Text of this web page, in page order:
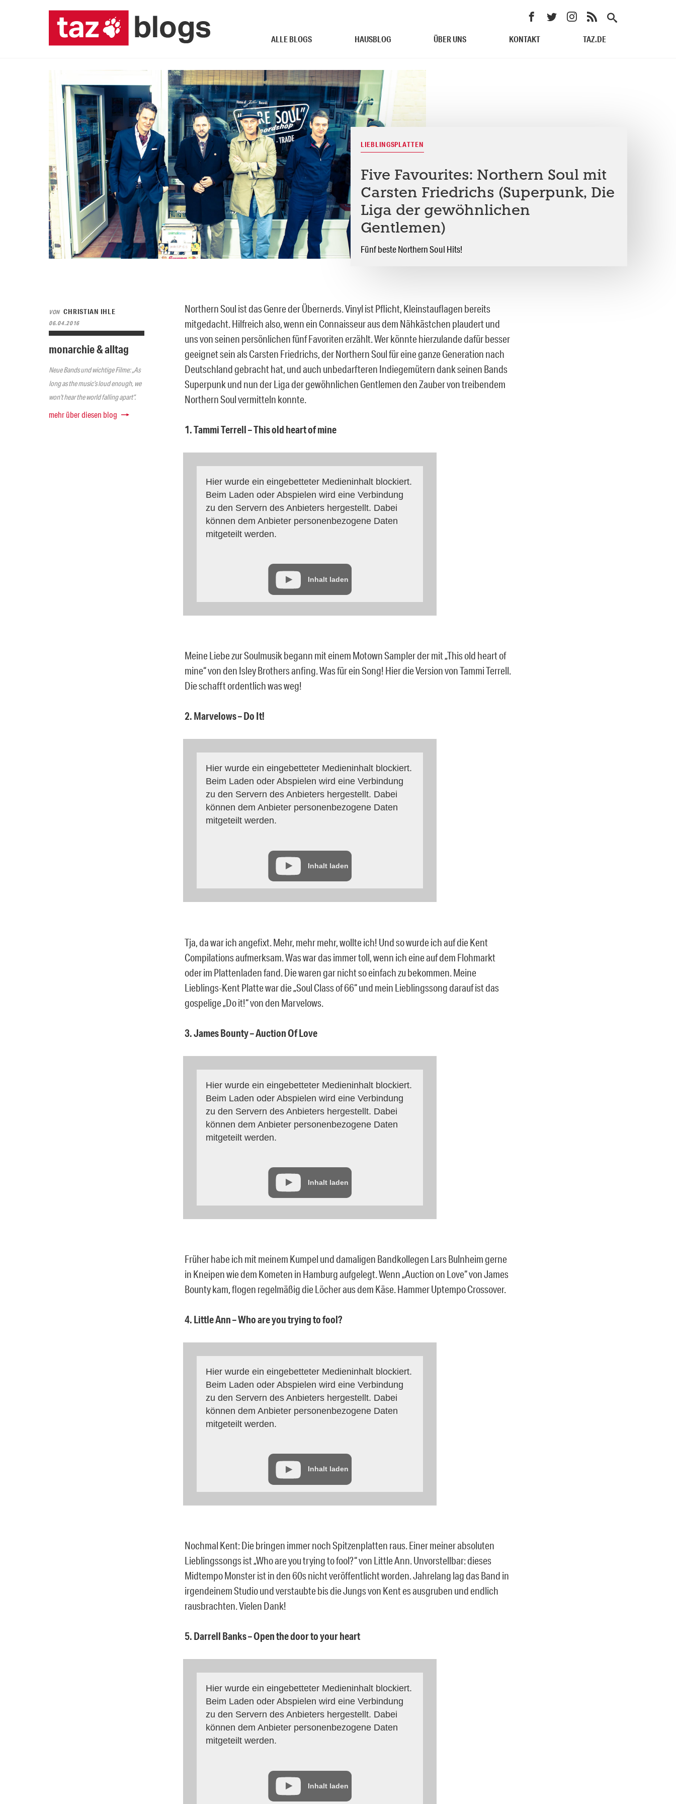
ALLE BLOGS HAUSBLOG ÜBER UNS KONTAKT TAZ.DE
LIEBLINGSPLATTEN
Five Favourites: Northern Soul mit
Carsten Friedrichs (Superpunk, Die
Liga der gewöhnlichen
Gentlemen)
Fünf beste Northern Soul Hits!
VON CHRISTIAN IHLE
06.04.2016
monarchie & alltag
Neue Bands und wichtige Filme: „As
long as the music’s loud enough, we
won’t hear the world falling apart“.
mehr über diesen blog
Northern Soul ist das Genre der Übernerds. Vinyl ist Pflicht, Kleinstauflagen bereits
mitgedacht. Hilfreich also, wenn ein Connaisseur aus dem Nähkästchen plaudert und
uns von seinen persönlichen fünf Favoriten erzählt. Wer könnte hierzulande dafür besser
geeignet sein als Carsten Friedrichs, der Northern Soul für eine ganze Generation nach
Deutschland gebracht hat, und auch unbedarfteren Indiegemütern dank seinen Bands
Superpunk und nun der Liga der gewöhnlichen Gentlemen den Zauber von treibendem
Northern Soul vermitteln konnte.
1. Tammi Terrell – This old heart of mine
Hier wurde ein eingebetteter Medieninhalt blockiert.
Beim Laden oder Abspielen wird eine Verbindung
zu den Servern des Anbieters hergestellt. Dabei
können dem Anbieter personenbezogene Daten
mitgeteilt werden.
Inhalt laden
Meine Liebe zur Soulmusik begann mit einem Motown Sampler der mit „This old heart of
mine“ von den Isley Brothers anfing. Was für ein Song! Hier die Version von Tammi Terrell.
Die schafft ordentlich was weg!
2. Marvelows – Do It!
Hier wurde ein eingebetteter Medieninhalt blockiert.
Beim Laden oder Abspielen wird eine Verbindung
zu den Servern des Anbieters hergestellt. Dabei
können dem Anbieter personenbezogene Daten
mitgeteilt werden.
Inhalt laden
Tja, da war ich angefixt. Mehr, mehr mehr, wollte ich! Und so wurde ich auf die Kent
Compilations aufmerksam. Was war das immer toll, wenn ich eine auf dem Flohmarkt
oder im Plattenladen fand. Die waren gar nicht so einfach zu bekommen. Meine
Lieblings-Kent Platte war die „Soul Class of 66“ und mein Lieblingssong darauf ist das
gospelige „Do it!“ von den Marvelows.
3. James Bounty – Auction Of Love
Hier wurde ein eingebetteter Medieninhalt blockiert.
Beim Laden oder Abspielen wird eine Verbindung
zu den Servern des Anbieters hergestellt. Dabei
können dem Anbieter personenbezogene Daten
mitgeteilt werden.
Inhalt laden
Früher habe ich mit meinem Kumpel und damaligen Bandkollegen Lars Bulnheim gerne
in Kneipen wie dem Kometen in Hamburg aufgelegt. Wenn „Auction on Love“ von James
Bounty kam, flogen regelmäßig die Löcher aus dem Käse. Hammer Uptempo Crossover.
4. Little Ann – Who are you trying to fool?
Hier wurde ein eingebetteter Medieninhalt blockiert.
Beim Laden oder Abspielen wird eine Verbindung
zu den Servern des Anbieters hergestellt. Dabei
können dem Anbieter personenbezogene Daten
mitgeteilt werden.
Inhalt laden
Nochmal Kent: Die bringen immer noch Spitzenplatten raus. Einer meiner absoluten
Lieblingssongs ist „Who are you trying to fool?“ von Little Ann. Unvorstellbar: dieses
Midtempo Monster ist in den 60s nicht veröffentlicht worden. Jahrelang lag das Band in
irgendeinem Studio und verstaubte bis die Jungs von Kent es ausgruben und endlich
rausbrachten. Vielen Dank!
5. Darrell Banks – Open the door to your heart
Hier wurde ein eingebetteter Medieninhalt blockiert.
Beim Laden oder Abspielen wird eine Verbindung
zu den Servern des Anbieters hergestellt. Dabei
können dem Anbieter personenbezogene Daten
mitgeteilt werden.
Inhalt laden